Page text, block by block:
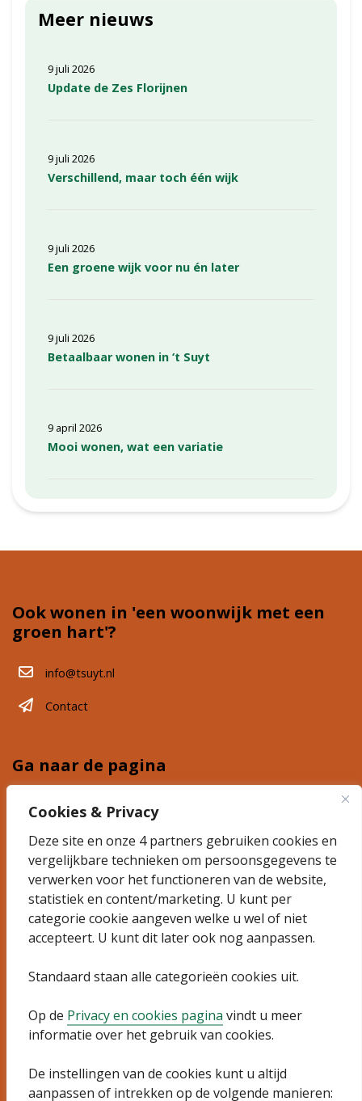
Cookies & Privacy
Deze site en onze 4 partners gebruiken cookies en
vergelijkbare technieken om persoonsgegevens te
verwerken voor het functioneren van de website,
statistiek en content/marketing. U kunt per
categorie cookie aangeven welke u wel of niet
accepteert. U kunt dit later ook nog aanpassen.
Standaard staan alle categorieën cookies uit.
Op de Privacy en cookies pagina vindt u meer
informatie over het gebruik van cookies.
De instellingen van de cookies kunt u altijd
aanpassen of intrekken op de volgende manieren:
Meer nieuws
Update de Zes Florijnen
9 juli 2026
Verschillend, maar toch één wijk
9 juli 2026
Een groene wijk voor nu én later
9 juli 2026
Betaalbaar wonen in ‘t Suyt
9 juli 2026
Mooi wonen, wat een variatie
9 april 2026
Ook wonen in 'een woonwijk met een
groen hart'?
info@tsuyt.nl
Contact
Ga naar de pagina
Plannen
Ontdek 't Suyt 2
Actueel
Algemeen
Sitemap
Privacyverklaring
Toegankelijkheidsverklaring
Cookies wijzigen